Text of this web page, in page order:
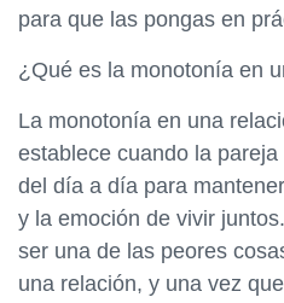
para que las pongas en
¿Qué es la monotonía en
La monotonía en una
establece cuando la
del día a día para
y la emoción de vivir
ser una de las peores
una relación, y una vez